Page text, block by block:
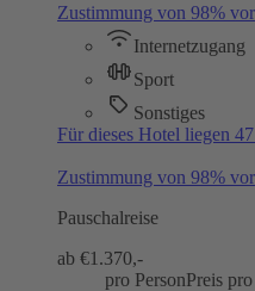
Zustimmung von 98% vor
Internetzugang
Sport
Sonstiges
Für dieses Hotel liegen
Zustimmung von 98% vor
Pauschalreise
ab €1.370,-
pro PersonPreis